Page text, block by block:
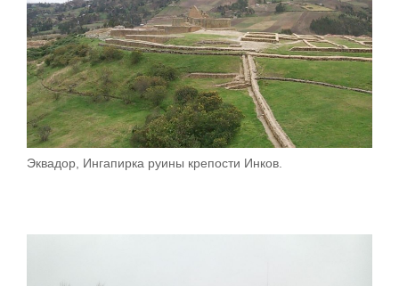
Эквадор, Ингапирка руины крепости Инков.